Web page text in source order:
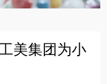
美集团为小